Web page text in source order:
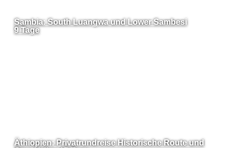
Sambia: South Luangwa und Lower Sambesi
9 Tage
Äthiopien: Privatrundreise Historische Route und